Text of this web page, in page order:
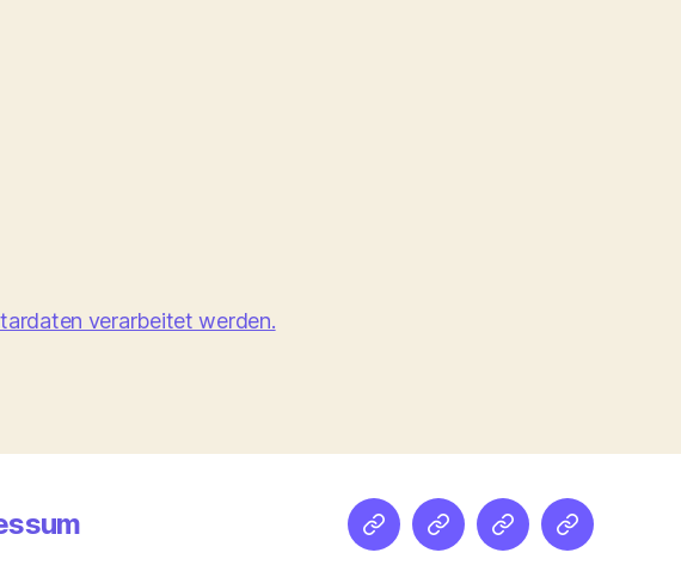
verarbeitet werden.
Netz
Medienstreamletter
Podcast